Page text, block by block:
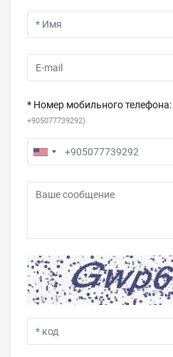
* Номер мобильного телефона:
+905077739292)